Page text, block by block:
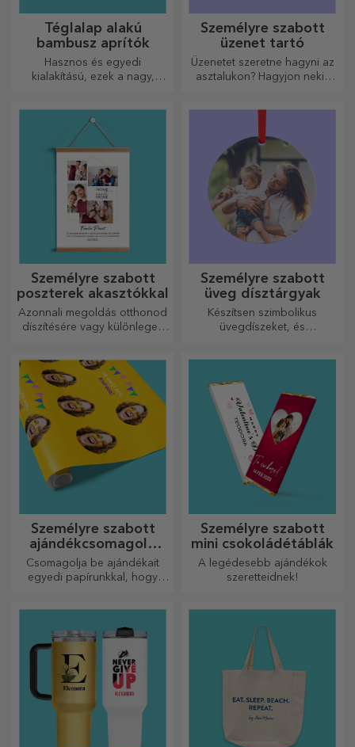
Téglalap alakú
bambusz aprítók
Hasznos és egyedi
kialakítású, ezek a nagy,
elkészített legfinomabb
ételekhez.
Személyre szabott
üzenet tartó
Üzenetet szeretne hagyni az
asztalukon? Hagyjon nekik
Személyre szabott
poszterek akasztókkal
Azonnali megoldás otthonod
díszítésére vagy különleges
Személyre szabott
üveg dísztárgyak
Készítsen szimbolikus
üvegdíszeket, és
Személyre szabott
ajándékcsomagoló
papír
Csomagolja be ajándékait
egyedi papírunkkal, hogy
Személyre szabott
mini csokoládétáblák
A legédesebb ajándékok
szeretteidnek!